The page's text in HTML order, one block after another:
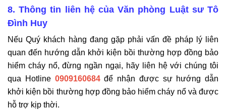
8. Thông tin liên hệ của Văn phòng Luật sư Tô
Đình Huy
Nếu Quý khách hàng đang gặp phải vấn đề pháp lý liên
quan đến hướng dẫn khởi kiện bồi thường hợp đồng bảo
hiểm cháy nổ, đừng ngần ngại, hãy liên hệ với chúng tôi
qua Hotline 0909160684để nhận được sự hướng dẫn
khởi kiện bồi thường hợp đồng bảo hiểm cháy nổ và được
hỗ trợ kịp thời.